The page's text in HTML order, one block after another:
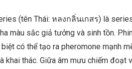
(tên Thái: หลงกลิ่นเกสร) là
màu sắc giả tưởng và sinh tồn.
có thể tạo ra pheromone mạnh
khai thác. Giữa âm mưu chiếm đoạt